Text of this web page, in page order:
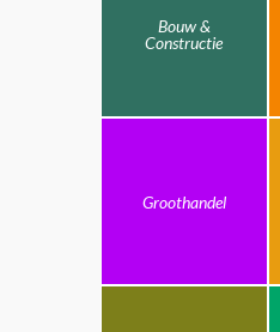
Bouw &
Constructie
Groothandel